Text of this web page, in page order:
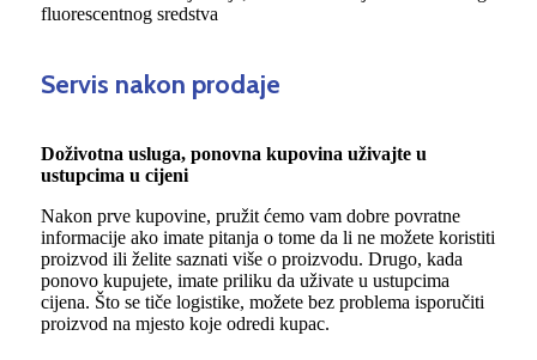
fluorescentnog sredstva
Servis nakon prodaje
Doživotna usluga, ponovna kupovina uživajte u
ustupcima u cijeni
Nakon prve kupovine, pružit ćemo vam dobre povratne
informacije ako imate pitanja o tome da li ne možete koristiti
proizvod ili želite saznati više o proizvodu. Drugo, kada
ponovo kupujete, imate priliku da uživate u ustupcima
cijena. Što se tiče logistike, možete bez problema isporučiti
proizvod na mjesto koje odredi kupac.